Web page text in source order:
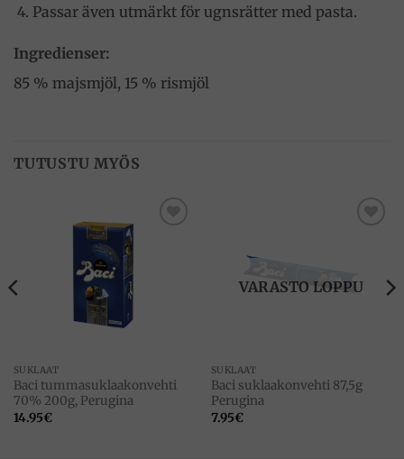
Passar även utmärkt för ugnsrätter med pasta.
Ingredienser:
85 % majsmjöl, 15 % rismjöl
TUTUSTU MYÖS
SUKLAAT
Baci tummasuklaakonvehti
70% 200g, Perugina
14.95€
VARASTO LOPPU
SUKLAAT
Baci suklaakonvehti 87,5g
Perugina
7.95€